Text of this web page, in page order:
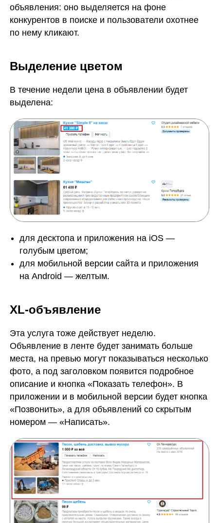
объявления: оно выделяется на фоне
конкурентов в поиске и пользователи охотнее
по нему кликают.
Выделение цветом
В течение недели цена в объявлении будет
выделена:
для десктопа и приложения на iOS —
голубым цветом;
для мобильной версии сайта и приложения
на Android — желтым.
XL-объявление
Эта услуга тоже действует неделю.
Объявление в ленте будет занимать больше
места, на превью могут показываться несколько
фото, а под заголовком появится подробное
описание и кнопка «Показать телефон». В
приложении и в мобильной версии будет кнопка
«Позвонить», а для объявлений со скрытым
номером — «Написать».